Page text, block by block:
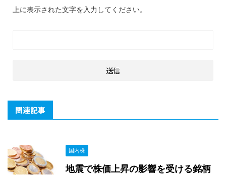
上に表示された文字を入力してください。
関連記事
国内株
地震で株価上昇の影響を受ける銘柄